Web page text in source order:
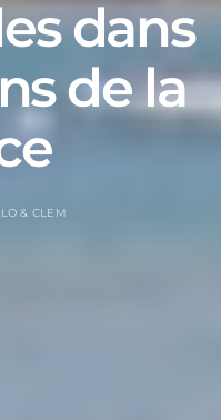
dans
de la
& CLEM